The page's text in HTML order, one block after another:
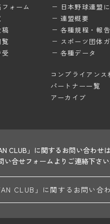
ォーム
日本野球連盟
連盟概要
各種規程・報告
スポーツ団体
各種データ
コンプライアンス
パートナー一覧
アーカイブ
CLUB」に関するお問い合わせは
い合せフォームよりご連絡下さい
CLUB」に関する お問い合